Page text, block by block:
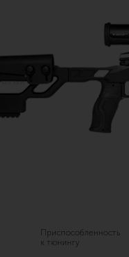
Приспособленность
к тюнингу